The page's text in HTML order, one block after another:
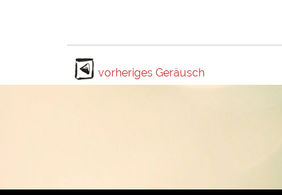
vorheriges Geräusch